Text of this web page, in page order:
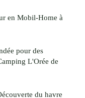
en Mobil-Home à
pour des
L'Orée de
du havre